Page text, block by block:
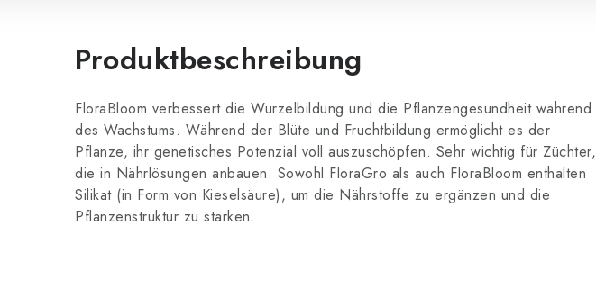
Produktbeschreibung
FloraBloom verbessert die Wurzelbildung und die Pflanzengesundheit während
des Wachstums. Während der Blüte und Fruchtbildung ermöglicht es der
Pflanze, ihr genetisches Potenzial voll auszuschöpfen. Sehr wichtig für Züchter,
die in Nährlösungen anbauen. Sowohl FloraGro als auch FloraBloom enthalten
Silikat (in Form von Kieselsäure), um die Nährstoffe zu ergänzen und die
Pflanzenstruktur zu stärken.